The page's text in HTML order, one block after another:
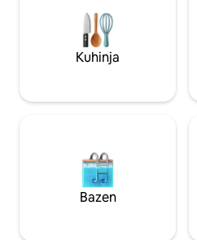
dragocene spomine z družino
Veseli nas, da ste z nami
Kuhinja
Bazen